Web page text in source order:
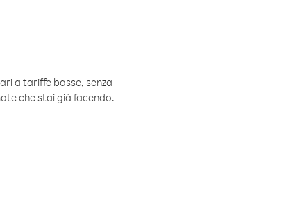
a tariffe basse, senza
che stai già facendo.